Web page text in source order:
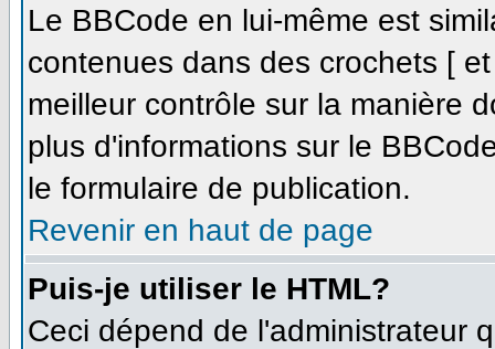
Le BBCode en lui-même est
contenues dans des crochets [
meilleur contrôle sur la manière
plus d'informations sur le
le formulaire de publication.
Revenir en haut de page
Puis-je utiliser le HTML?
Ceci dépend de l'administrateur